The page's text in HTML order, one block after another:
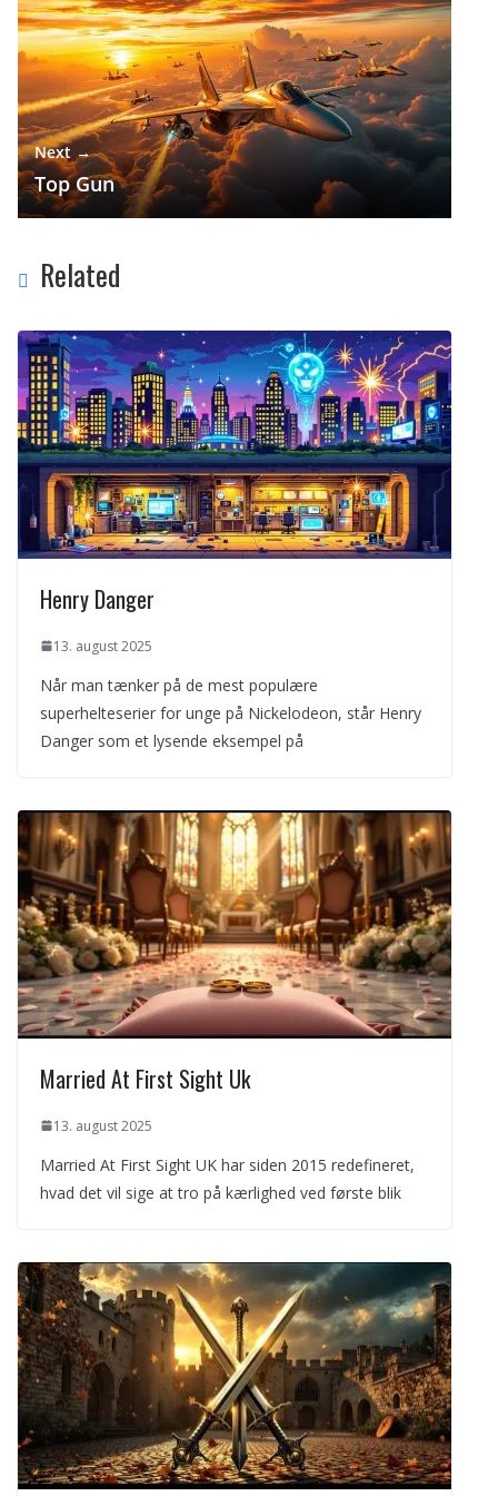
Next →
Top Gun
Related
Henry Danger
13. august 2025
Når man tænker på de mest populære
superhelteserier for unge på Nickelodeon, står Henry
Danger som et lysende eksempel på
Married At First Sight Uk
13. august 2025
Married At First Sight UK har siden 2015 redefineret,
hvad det vil sige at tro på kærlighed ved første blik